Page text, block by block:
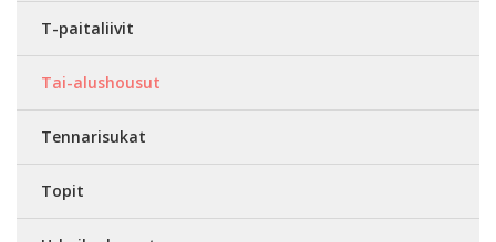
T-paitaliivit
Tai-alushousut
Tennarisukat
Topit